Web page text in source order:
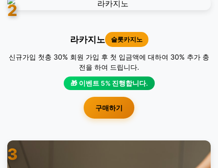
2
라카지노 슬롯카지노
신규가입 첫충 30% 회원 가입 후 첫 입금액에 대하여 30% 추가 충
전을 하여 드립니다.
🎁 이벤트 5% 진행합니다.
구매하기
3